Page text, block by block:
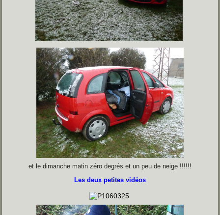
et le dimanche matin zéro degrés et un peu de neige !!!!!!
Les deux petites vidéos